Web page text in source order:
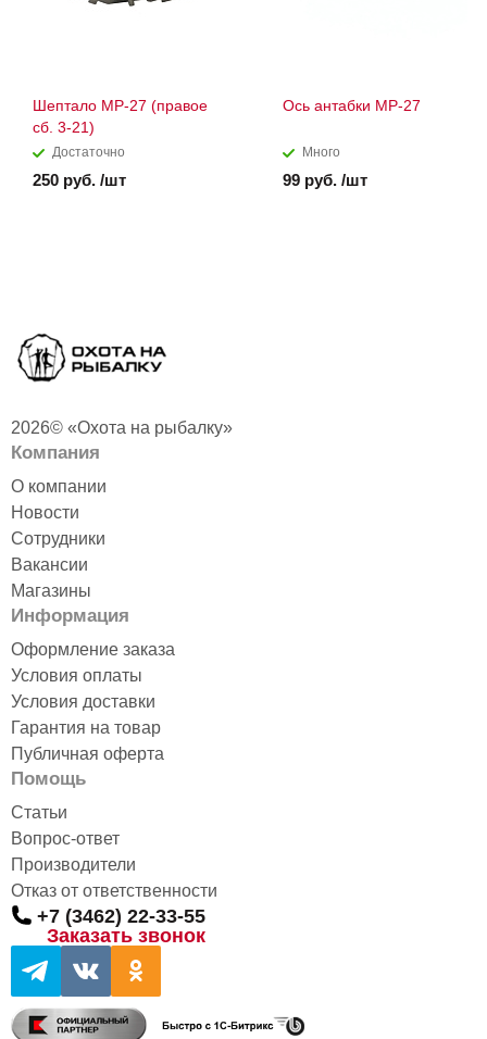
Шептало МР-27 (правое
сб. 3-21)
Достаточно
250 руб. /шт
Ось антабки МР-27
Много
99 руб. /шт
2026© «Охота на рыбалку»
Компания
О компании
Новости
Сотрудники
Вакансии
Магазины
Информация
Оформление заказа
Условия оплаты
Условия доставки
Гарантия на товар
Публичная оферта
Помощь
Статьи
Вопрос-ответ
Производители
Отказ от ответственности
+7 (3462) 22-33-55
Заказать звонок